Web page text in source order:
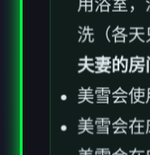
用浴室
洗（各天
夫妻的房
美雪会使
美雪会在